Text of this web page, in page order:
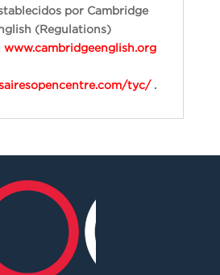
por Cambridge
(Regulations)
www.cambridgeenglish.org
tyc/.